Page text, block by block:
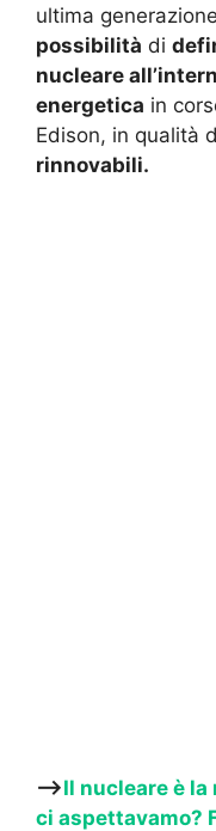
ultima
possibilità di
nucleare
energetica in
Edison, in qualità
rinnovabili.
—->Il nucleare è
ci aspettavamo?